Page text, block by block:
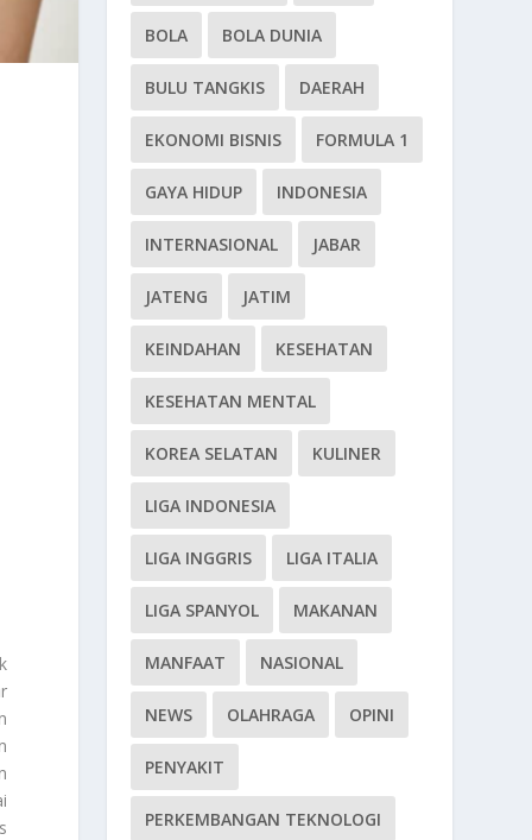
BOLA BOLA DUNIA
BULU TANGKIS DAERAH
EKONOMI BISNIS FORMULA 1
GAYA HIDUP INDONESIA
INTERNASIONAL JABAR
JATENG JATIM
KEINDAHAN KESEHATAN
KESEHATAN MENTAL
KOREA SELATAN KULINER
LIGA INDONESIA
LIGA INGGRIS LIGA ITALIA
LIGA SPANYOL MAKANAN
MANFAAT NASIONAL
NEWS OLAHRAGA OPINI
PENYAKIT
PERKEMBANGAN TEKNOLOGI